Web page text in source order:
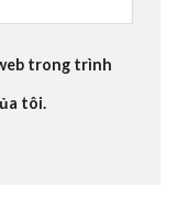
trong trình
tôi.